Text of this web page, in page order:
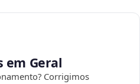
em Geral
Corrigimos